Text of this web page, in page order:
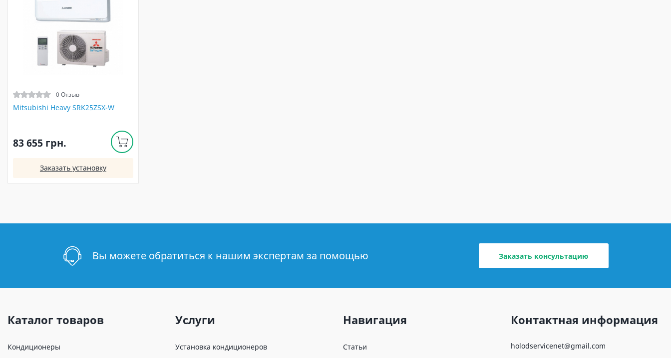
0 Отзыв
Mitsubishi Heavy SRK25ZSX-W
83 655 грн.
Заказать установку
Вы можете обратиться к нашим экспертам за помощью Заказать консультацию
Каталог товаров
Кондиционеры
Услуги
Установка кондиционеров
Навигация
Статьи
Контактная информация
holodservicenet@gmail.com